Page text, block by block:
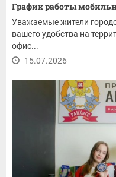
График работы
Уважаемые жители
вашего удобства на
офис...
15.07.2026